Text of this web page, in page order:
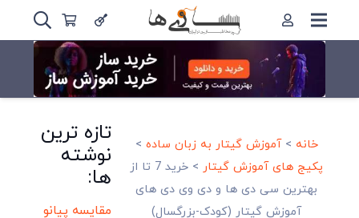
خانه >آموزش گیتار به زبان ساده >
پکیج های آموزش گیتار>
خرید 7 تا از
بهترین سی دی ها و دی وی دی های
آموزش گیتار (کودک-بزرگسال)
تازه ترین
نوشته
ها:
مقایسه پیانو